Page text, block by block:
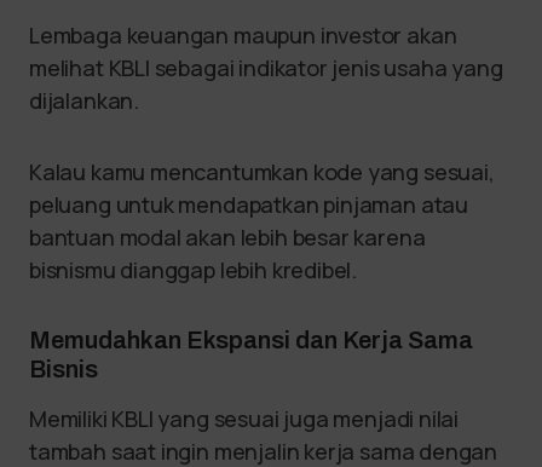
Lembaga keuangan maupun investor akan
melihat KBLI sebagai indikator jenis usaha yang
dijalankan.
Kalau kamu mencantumkan kode yang sesuai,
peluang untuk mendapatkan pinjaman atau
bantuan modal akan lebih besar karena
bisnismu dianggap lebih kredibel.
Memudahkan Ekspansi dan Kerja Sama
Bisnis
Memiliki KBLI yang sesuai juga menjadi nilai
tambah saat ingin menjalin kerja sama dengan